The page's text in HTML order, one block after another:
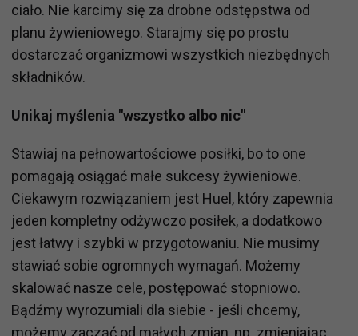
ciało. Nie karcimy się za drobne odstępstwa od
planu żywieniowego. Starajmy się po prostu
dostarczać organizmowi wszystkich niezbędnych
składników.
Unikaj myślenia "wszystko albo nic"
Stawiaj na pełnowartościowe posiłki, bo to one
pomagają osiągać małe sukcesy żywieniowe.
Ciekawym rozwiązaniem jest Huel, który zapewnia
jeden kompletny odżywczo posiłek, a dodatkowo
jest łatwy i szybki w przygotowaniu. Nie musimy
stawiać sobie ogromnych wymagań. Możemy
skalować nasze cele, postępować stopniowo.
Bądźmy wyrozumiali dla siebie - jeśli chcemy,
możemy zacząć od małych zmian, np. zmieniając